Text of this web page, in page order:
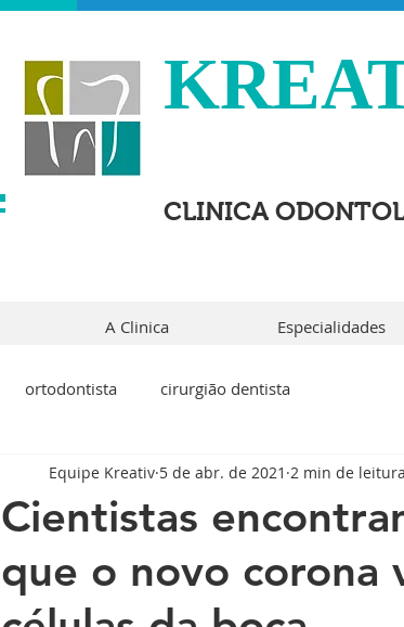
CLINICA
A Clinica Especialidades
ortodontista cirurgião dentista
Cientistas
que o novo corona
Equipe Kreativ 5 de abr. de 2021 2 min de leitura